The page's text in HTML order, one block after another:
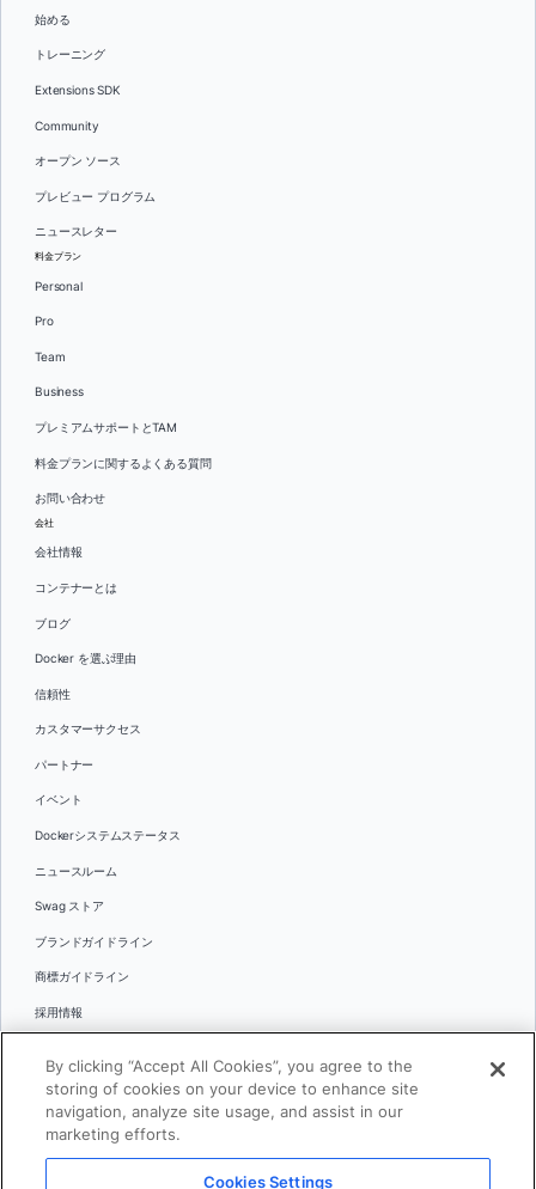
始める
トレーニング
Extensions SDK
Community
オープン ソース
プレビュー プログラム
ニュースレター
料金プラン
Personal
Pro
Team
Business
プレミアムサポートとTAM
料金プランに関するよくある質問
お問い合わせ
会社
会社情報
コンテナーとは
ブログ
Docker を選ぶ理由
信頼性
カスタマーサクセス
パートナー
イベント
Dockerシステムステータス
ニュースルーム
Swag ストア
ブランドガイドライン
商標ガイドライン
採用情報
言語
日本語
By clicking “Accept All Cookies”, you agree to the
storing of cookies on your device to enhance site
navigation, analyze site usage, and assist in our
marketing efforts.
Cookies Settings